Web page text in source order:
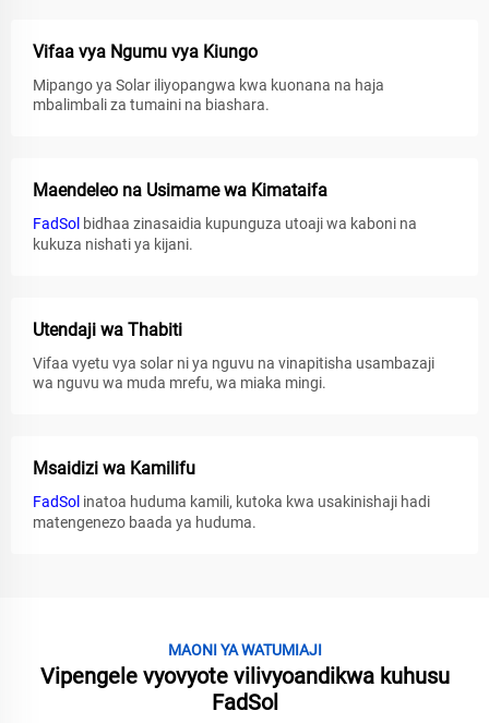
Vifaa vya Ngumu vya Kiungo
Mipango ya Solar iliyopangwa kwa kuonana na haja
mbalimbali za tumaini na biashara.
Maendeleo na Usimame wa Kimataifa
FadSol bidhaa zinasaidia kupunguza utoaji wa kaboni na
kukuza nishati ya kijani.
Utendaji wa Thabiti
Vifaa vyetu vya solar ni ya nguvu na vinapitisha usambazaji
wa nguvu wa muda mrefu, wa miaka mingi.
Msaidizi wa Kamilifu
FadSol inatoa huduma kamili, kutoka kwa usakinishaji hadi
matengenezo baada ya huduma.
MAONI YA WATUMIAJI
Vipengele vyovyote vilivyoandikwa kuhusu
FadSol